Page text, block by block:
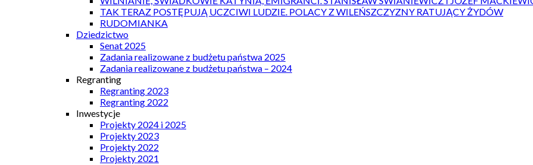
TAK TERAZ POSTĘPUJĄ UCZCIWI LUDZIE. POLACY Z WILEŃSZCZYZNY RATUJĄCY ŻYDÓW
RUDOMIANKA
Dziedzictwo
Senat 2025
Zadania realizowane z budżetu państwa 2025
Zadania realizowane z budżetu państwa – 2024
Regranting
Regranting 2023
Regranting 2022
Inwestycje
Projekty 2024 i 2025
Projekty 2023
Projekty 2022
Projekty 2021